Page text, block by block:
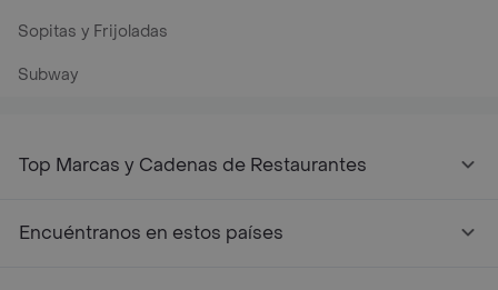
Sopitas y Frijoladas
Subway
Top Marcas y Cadenas de Restaurantes
Encuéntranos en estos países